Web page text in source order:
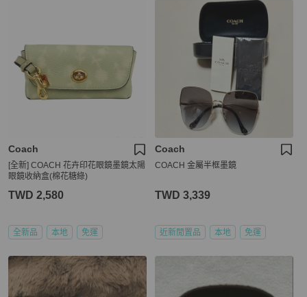
Coach
[全新] COACH 花卉印花眼鏡墨鏡太陽
眼鏡收納盒(棉花糖綠)
TWD 2,580
全新品 本地 免運
Coach
COACH 金屬半框墨鏡
TWD 3,339
近新閒置品 本地 免運